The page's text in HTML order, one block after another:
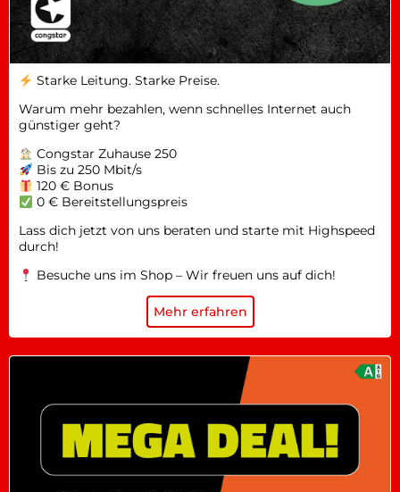
Starke Leitung. Starke Preise.
Warum mehr bezahlen, wenn schnelles Internet auch
günstiger geht?
Congstar Zuhause 250
Bis zu 250 Mbit/s
120 € Bonus
0 € Bereitstellungspreis
Lass dich jetzt von uns beraten und starte mit Highspeed
durch!
Besuche uns im Shop – Wir freuen uns auf dich!
Mehr erfahren